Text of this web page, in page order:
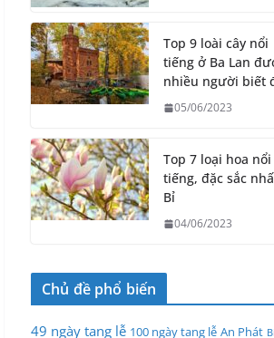
Top 9 loài cây nổi
tiếng ở Ba Lan
nhiều người biết
05/06/2023
Top 7 loại hoa nổi
tiếng, đặc sắc
Bỉ
04/06/2023
Chủ đề phổ biến
49 ngày tang lễ 100 ngày tang lễ An Phát